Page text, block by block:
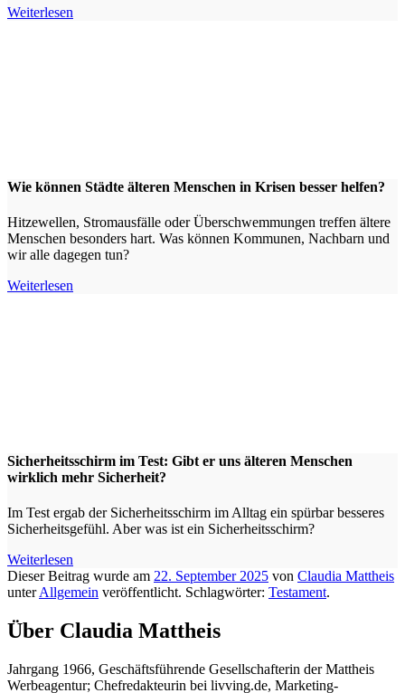
Weiterlesen
Wie können Städte älteren Menschen in Krisen besser helfen?
Hitzewellen, Stromausfälle oder Überschwemmungen treffen ältere
Menschen besonders hart. Was können Kommunen, Nachbarn und
wir alle dagegen tun?
Weiterlesen
Sicherheitsschirm im Test: Gibt er uns älteren Menschen
wirklich mehr Sicherheit?
Im Test ergab der Sicherheitsschirm im Alltag ein spürbar besseres
Sicherheitsgefühl. Aber was ist ein Sicherheitsschirm?
Weiterlesen
Dieser Beitrag wurde am 22. September 2025 von Claudia Mattheis
unterAllgemein veröffentlicht. Schlagwörter: Testament.
Über Claudia Mattheis
Jahrgang 1966, Geschäftsführende Gesellschafterin der Mattheis
Werbeagentur; Chefredakteurin bei livving.de, Marketing-